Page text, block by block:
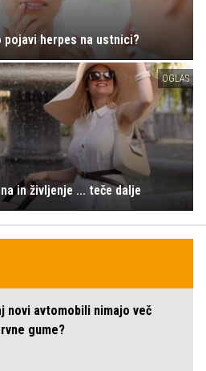
pojavi herpes na ustnici?
OGLAS
in življenje ... teče dalje
novi avtomobili nimajo več
gume?